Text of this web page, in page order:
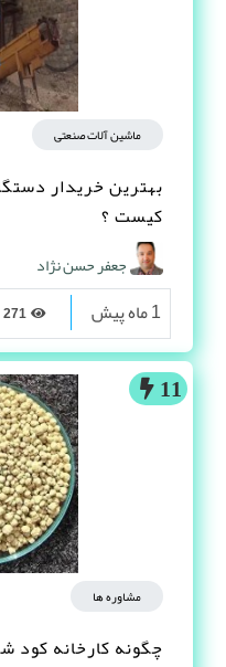
ماشین آلات صنعتی
بهترین خریدار
کیست ؟
جعفر حسن نژاد
1 ماه پیش
11
مشاوره ها
چگونه کارخانه کود